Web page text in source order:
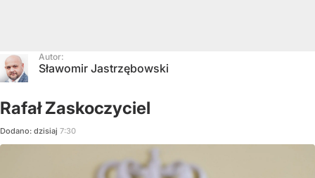
Autor:
Sławomir Jastrzębowski
Rafał Zaskoczyciel
Dodano: dzisiaj 7:30